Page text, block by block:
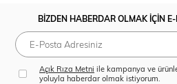
BİZDEN HABERDAR OLMAK İÇİN
Açık Rıza Metni ile kampanya ve
yoluyla haberdar olmak istiyorum.